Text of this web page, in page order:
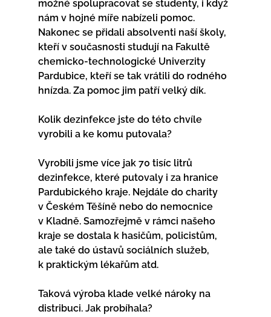
možné spolupracovat se studenty, i když
nám v hojné míře nabízeli pomoc.
Nakonec se přidali absolventi naší školy,
kteří v současnosti studují na Fakultě
chemicko-technologické Univerzity
Pardubice, kteří se tak vrátili do rodného
hnízda. Za pomoc jim patří velký dík.
Kolik dezinfekce jste do této chvíle
vyrobili a ke komu putovala?
Vyrobili jsme více jak 70 tisíc litrů
dezinfekce, které putovaly i za hranice
Pardubického kraje. Nejdále do charity
v Českém Těšíně nebo do nemocnice
v Kladně. Samozřejmě v rámci našeho
kraje se dostala k hasičům, policistům,
ale také do ústavů sociálních služeb,
k praktickým lékařům atd.
Taková výroba klade velké nároky na
distribuci. Jak probíhala?